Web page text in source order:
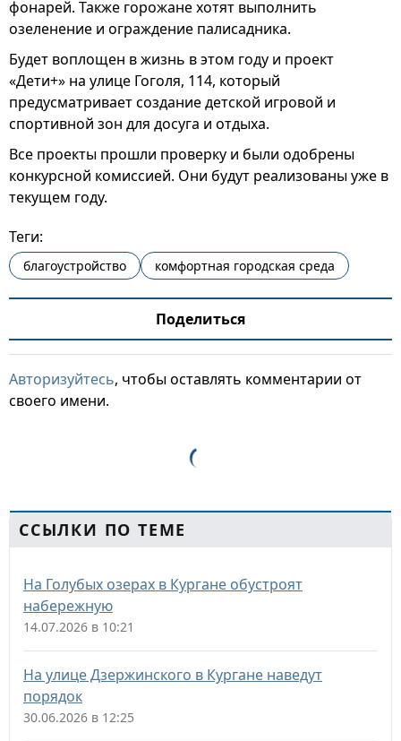
фонарей. Также горожане хотят выполнить
озеленение и ограждение палисадника.
Будет воплощен в жизнь в этом году и проект
«Дети+» на улице Гоголя, 114, который
предусматривает создание детской игровой и
спортивной зон для досуга и отдыха.
Все проекты прошли проверку и были одобрены
конкурсной комиссией. Они будут реализованы уже в
текущем году.
Теги:
благоустройство комфортная городская среда
Поделиться
Авторизуйтесь, чтобы оставлять комментарии от
своего имени.
ССЫЛКИ ПО ТЕМЕ
На Голубых озерах в Кургане обустроят
набережную
14.07.2026 в 10:21
На улице Дзержинского в Кургане наведут
порядок
30.06.2026 в 12:25